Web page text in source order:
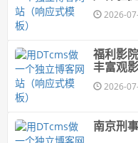
2026-
福利影
丰富观
2026-
南京刑